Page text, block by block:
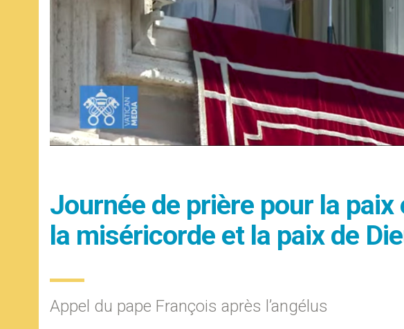
Journée de prière pour la
la miséricorde et la paix de
Appel du pape François après l’angélus